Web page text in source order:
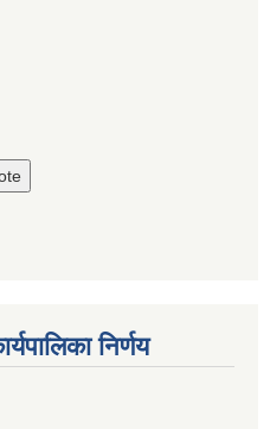
निर्णय